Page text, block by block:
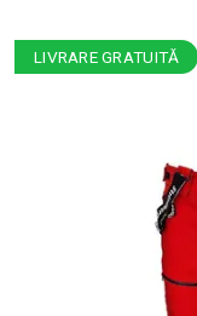
LIVRARE GRATUITĂ